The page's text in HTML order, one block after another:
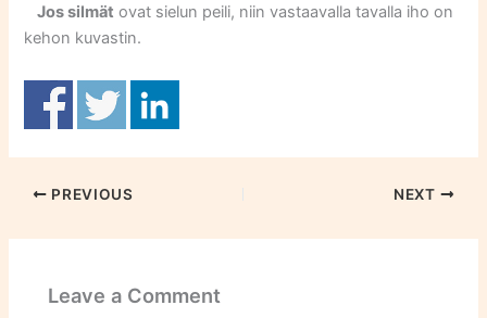
Jos silmät ovat sielun peili, niin vastaavalla tavalla iho on
kehon kuvastin.
PREVIOUS NEXT
Leave a Comment